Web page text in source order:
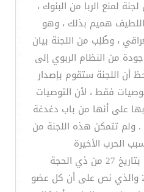
لمنع الربا من البنوك ،
هميم بذلك ، وهو
، وطُلِب من اللجنة بيان
من النظام الربوي إلى
أن اللجنة ستقوم بإصدار
فقط ، لأن التوصيات
على أنها من باب دغدغة
. ولم تتمكن هذه اللجنة من
الحرب الأخيرة
26. وآخر القرارات كان بتاريخ 27 من ذي الحجة
1423للموافق 28 -2 -2003 والذي نص على أن كل عضو